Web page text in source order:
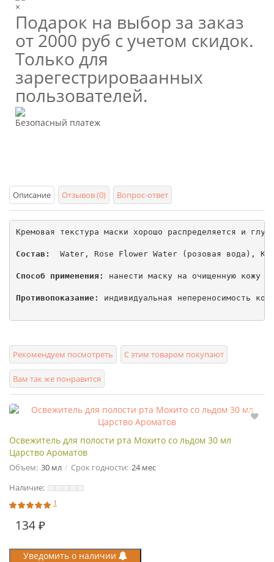
×
Подарок на выбор за заказ
от 2000 руб с учетом скидок.
Только для
зарегестрироваанных
пользователей.
Безопасный платеж
Описание Отзывов (0) Вопрос-ответ
Кремовая текстура маски хорошо распределяется и
Состав:
Water, Rose Flower Water (розовая вода),
Способ применения: нанести маску на очищенную кожу
Противопоказание: индивидуальная непереносимость
Рекомендуем посмотреть С этим товаром покупают
Вам так же понравится
Освежитель для полости рта Мохито со льдом 30 мл
Царство Ароматов
Объем: 30 мл Срок годности: 24 мес
Наличие:
1
134 ₽
Уведомить о наличии